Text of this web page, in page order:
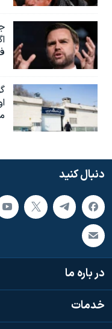
دنبال کنید
در باره ما
خدمات